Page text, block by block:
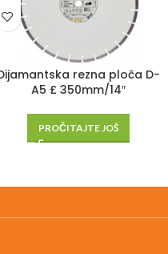
rezna ploča D-
A5 £ 350mm/14″
PROČITAJTE JOŠ